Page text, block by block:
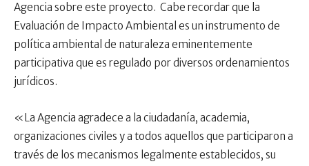
Agencia sobre este proyecto. Cabe recordar que la
Evaluación de Impacto Ambiental es un instrumento de
política ambiental de naturaleza eminentemente
participativa que es regulado por diversos ordenamientos
jurídicos.
«La Agencia agradece a la ciudadanía, academia,
organizaciones civiles y a todos aquellos que participaron a
través de los mecanismos legalmente establecidos, su